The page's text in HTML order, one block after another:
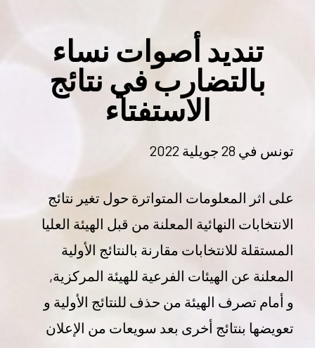
تنديد أصوات نساء
بالتضارب في نتائج
الاستفتاء
تونس في 28 جويلية 2022
على اثر المعلومات المتواترة حول تغير نتائج
الانتخابات النهائية المعلنة من قبل الهيئة العليا
المستقلة للانتخابات مقارنة بالنتائج الأولية
المعلنة عن الهيئات الفرعية للهيئة المركزية,
و أمام تصرف الهيئة من حذف للنتائج الأولية و
تعويضها بنتائج أخرى بعد سويعات من الإعلان